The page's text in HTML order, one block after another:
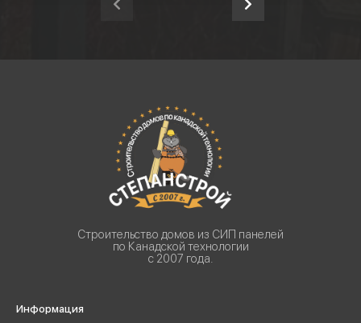
Строительство домов из СИП панелей
по Канадской технологии
с 2007 года.
Информация